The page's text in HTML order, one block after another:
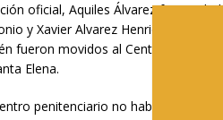
oficial, Aquiles Álvarez fue
y Xavier Alvarez Henriques, que
fueron movidos al Centro de
Elena.
penitenciario no había sido